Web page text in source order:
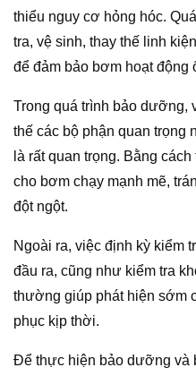
thiểu nguy cơ hỏng hóc.
tra, vệ sinh, thay thế linh
để đảm bảo bơm hoạt động
Trong quá trình bảo dưỡng,
thế các bộ phận quan trọng
là rất quan trọng. Bằng
cho bơm chạy mạnh mẽ,
đột ngột.
Ngoài ra, việc định kỳ kiểm
đầu ra, cũng như kiểm tra
thường giúp phát hiện sớm
phục kịp thời.
Để thực hiện bảo dưỡng và